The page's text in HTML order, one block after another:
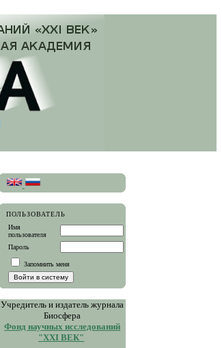
ПОЛЬЗОВАТЕЛЬ
Имя
пользователя
Пароль
Запомнить меня
Учредитель и издатель журнала
Биосфера
Фонд научных исследований
"XXI ВЕК"